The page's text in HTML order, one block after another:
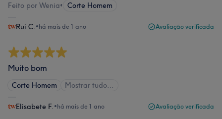
Feito por Wenia• Corte Homem
Rui C. •há mais de 1 ano Avaliação verificada
Muito bom
Corte Homem Mostrar tudo…
Elisabete F. •há mais de 1 ano Avaliação verificada